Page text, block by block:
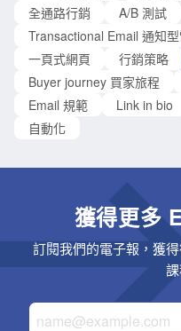
全通路行銷
A/B 測試
Transactional Email 通知
一頁式網頁
行銷策略
Buyer journey 買家旅程
Email 規範
Link in bio
自動化
獲得更多
訂閱我們的電子報，獲